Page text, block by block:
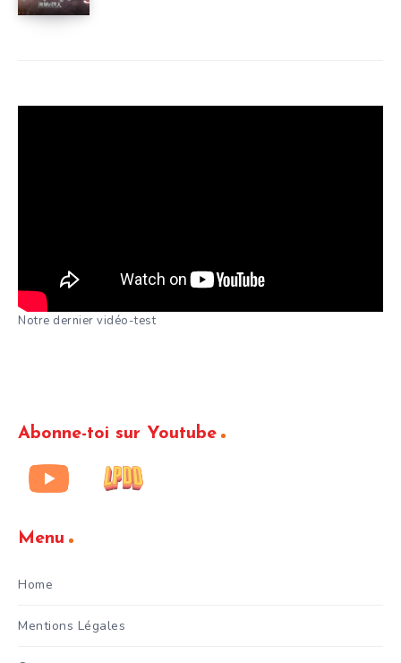
Notre dernier vidéo-test
Abonne-toi sur Youtube
Menu
Home
Mentions Légales